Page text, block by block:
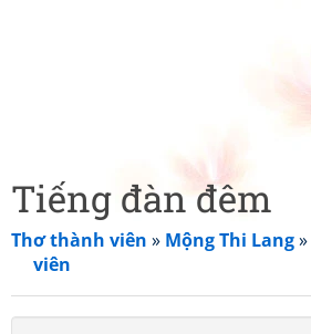
Tiếng đàn đêm
Thơ thành viên » Mộng Thi Lang»
viên